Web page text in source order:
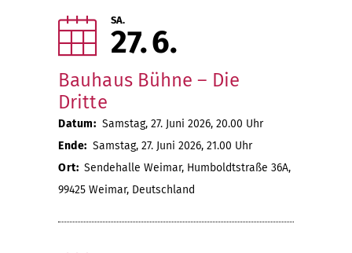
SA.
27 6
Bauhaus Bühne – Die
Dritte
Datum: Samstag, 27. Juni 2026, 20.00 Uhr
Ende: Samstag, 27. Juni 2026, 21.00 Uhr
Ort: Sendehalle Weimar, Humboldtstraße 36A,
99425 Weimar, Deutschland